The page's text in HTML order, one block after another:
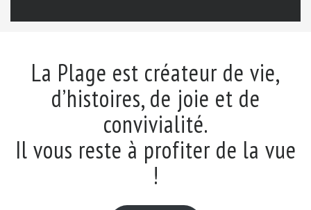
La Plage est créateur de vie,
d’histoires, de joie et de
convivialité.
Il vous reste à profiter de la vue
!